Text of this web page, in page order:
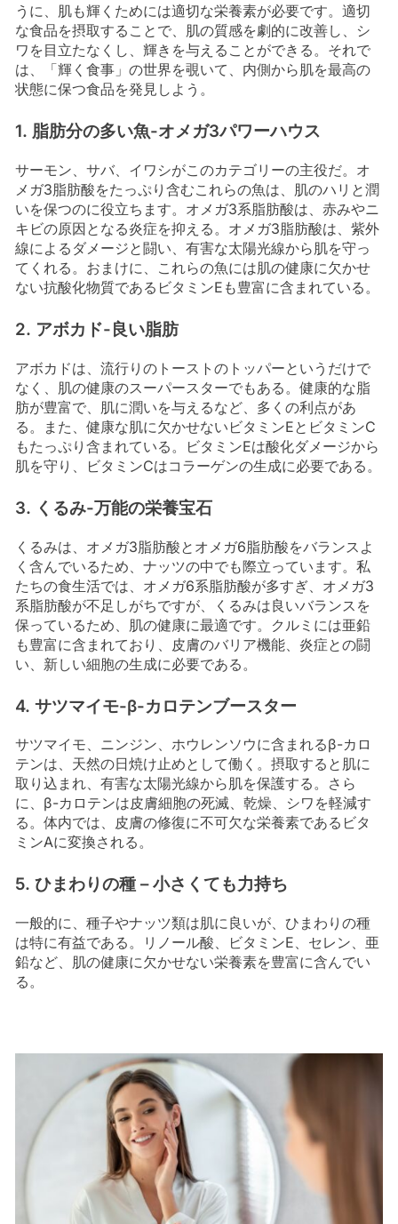
うに、肌も輝くためには適切な栄養素が必要です。適切
な食品を摂取することで、肌の質感を劇的に改善し、シ
ワを目立たなくし、輝きを与えることができる。それで
は、「輝く食事」の世界を覗いて、内側から肌を最高の
状態に保つ食品を発見しよう。
1. 脂肪分の多い魚-オメガ3パワーハウス
サーモン、サバ、イワシがこのカテゴリーの主役だ。オ
メガ3脂肪酸をたっぷり含むこれらの魚は、肌のハリと潤
いを保つのに役立ちます。オメガ3系脂肪酸は、赤みやニ
キビの原因となる炎症を抑える。オメガ3脂肪酸は、紫外
線によるダメージと闘い、有害な太陽光線から肌を守っ
てくれる。おまけに、これらの魚には肌の健康に欠かせ
ない抗酸化物質であるビタミンEも豊富に含まれている。
2. アボカド-良い脂肪
アボカドは、流行りのトーストのトッパーというだけで
なく、肌の健康のスーパースターでもある。健康的な脂
肪が豊富で、肌に潤いを与えるなど、多くの利点があ
る。また、健康な肌に欠かせないビタミンEとビタミンC
もたっぷり含まれている。ビタミンEは酸化ダメージから
肌を守り、ビタミンCはコラーゲンの生成に必要である。
3. くるみ-万能の栄養宝石
くるみは、オメガ3脂肪酸とオメガ6脂肪酸をバランスよ
く含んでいるため、ナッツの中でも際立っています。私
たちの食生活では、オメガ6系脂肪酸が多すぎ、オメガ3
系脂肪酸が不足しがちですが、くるみは良いバランスを
保っているため、肌の健康に最適です。クルミには亜鉛
も豊富に含まれており、皮膚のバリア機能、炎症との闘
い、新しい細胞の生成に必要である。
4. サツマイモ-β-カロテンブースター
サツマイモ、ニンジン、ホウレンソウに含まれるβ-カロ
テンは、天然の日焼け止めとして働く。摂取すると肌に
取り込まれ、有害な太陽光線から肌を保護する。さら
に、β-カロテンは皮膚細胞の死滅、乾燥、シワを軽減す
る。体内では、皮膚の修復に不可欠な栄養素であるビタ
ミンAに変換される。
5. ひまわりの種 – 小さくても力持ち
一般的に、種子やナッツ類は肌に良いが、ひまわりの種
は特に有益である。リノール酸、ビタミンE、セレン、亜
鉛など、肌の健康に欠かせない栄養素を豊富に含んでい
る。